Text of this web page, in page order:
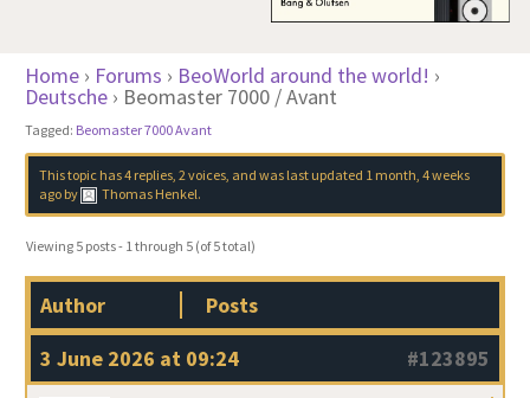
Home › Forums › BeoWorld around the world! ›
Deutsche › Beomaster 7000 / Avant
Tagged: Beomaster 7000 Avant
This topic has 4 replies, 2 voices, and was last updated 1 month, 4 weeks
agoby Thomas Henkel.
Viewing 5 posts - 1 through 5 (of 5 total)
Author
Posts
3 June 2026 at 09:24
#123895